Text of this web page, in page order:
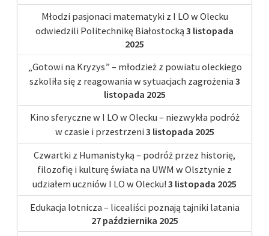
Młodzi pasjonaci matematyki z I LO w Olecku
odwiedzili Politechnikę Białostocką 3 listopada
2025
„Gotowi na Kryzys” – młodzież z powiatu oleckiego
szkoliła się z reagowania w sytuacjach zagrożenia 3
listopada 2025
Kino sferyczne w I LO w Olecku – niezwykła podróż
w czasie i przestrzeni 3 listopada 2025
Czwartki z Humanistyką – podróż przez historię,
filozofię i kulturę świata na UWM w Olsztynie z
udziałem uczniów I LO w Olecku! 3 listopada 2025
Edukacja lotnicza – licealiści poznają tajniki latania
27 października 2025